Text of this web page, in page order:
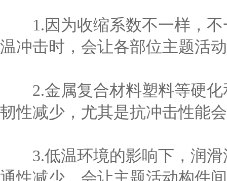
1.因为收缩系数不一样，不
温冲击时，会让各部位主题活
2.金属复合材料塑料等硬化
韧性减少，尤其是抗冲击性能
3.低温环境的影响下，润滑